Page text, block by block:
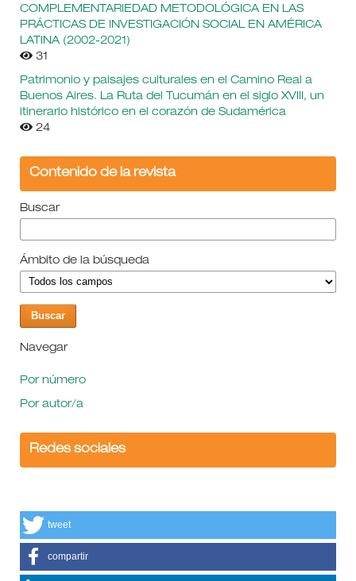
COMPLEMENTARIEDAD METODOLÓGICA EN LAS
PRÁCTICAS DE INVESTIGACIÓN SOCIAL EN AMÉRICA
LATINA (2002-2021)
31
Patrimonio y paisajes culturales en el Camino Real a
Buenos Aires. La Ruta del Tucumán en el siglo XVIII, un
itinerario histórico en el corazón de Sudamérica
24
Contenido de la revista
Buscar
Ámbito de la búsqueda
Navegar
Por número
Por autor/a
Redes sociales
tweet
compartir